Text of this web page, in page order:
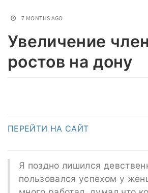
7 MONTHS AGO
Увеличение
ростов на дону
ПЕРЕЙТИ НА САЙТ
Я поздно лишился
пользовался успехом у